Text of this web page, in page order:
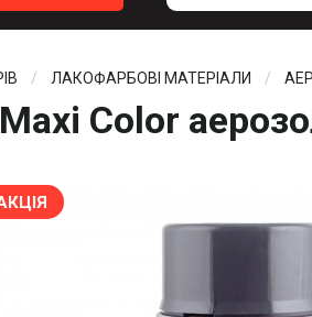
ЛАКОФАРБОВІ МАТЕРІАЛИ
Color